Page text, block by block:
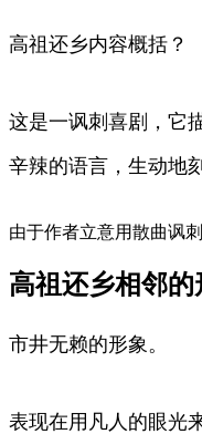
高祖还乡内容概括？
这是一讽刺喜剧，它
辛辣的语言，生动地
由于作者立意用散曲讽
高祖还乡相邻的
市井无赖的形象。
表现在用凡人的眼光